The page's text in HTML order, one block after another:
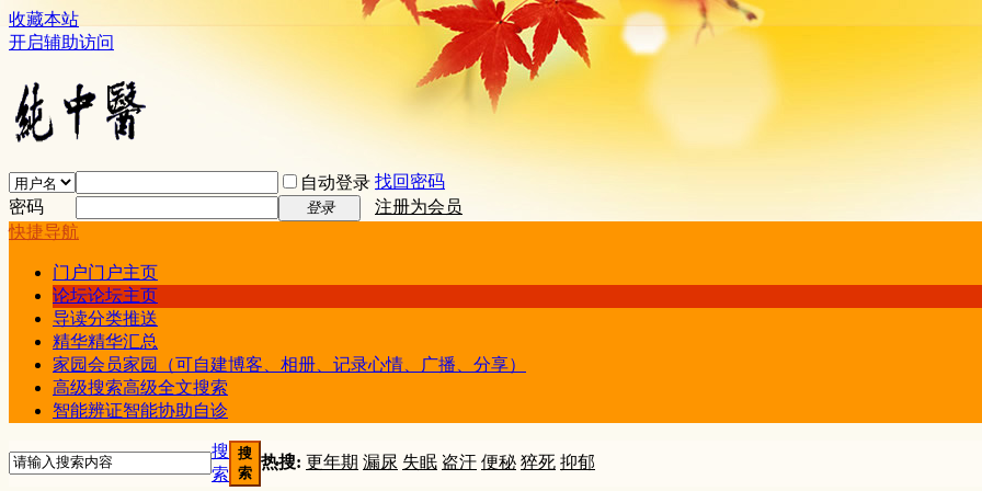
收藏本站
开启辅助访问
自动登录 找回密码
密码
登录
注册为会员
快捷导航
门户门户主页
论坛论坛主页
导读分类推送
精华精华汇总
家园会员家园（可自建博客、相册、记录心情、广播、分享）
高级搜索高级全文搜索
智能辨证智能协助自诊
搜
索
搜
索
热搜: 更年期 漏尿 失眠 盗汗 便秘 猝死 抑郁